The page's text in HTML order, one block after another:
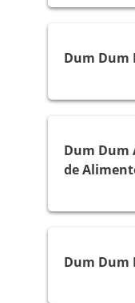
Traças
Dum Dum
Traças
Dum Dum
de
Traças
Dum Dum